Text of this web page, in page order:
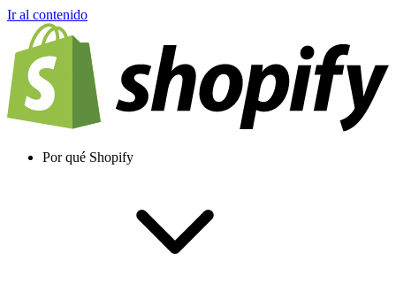
Ir al contenido
Por qué Shopify